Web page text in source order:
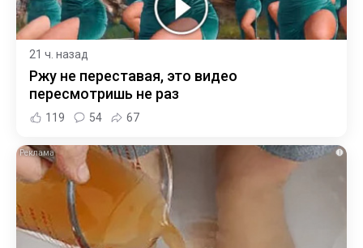
21 ч. назад
Ржу не переставая, это видео
пересмотришь не раз
119 54 67
i